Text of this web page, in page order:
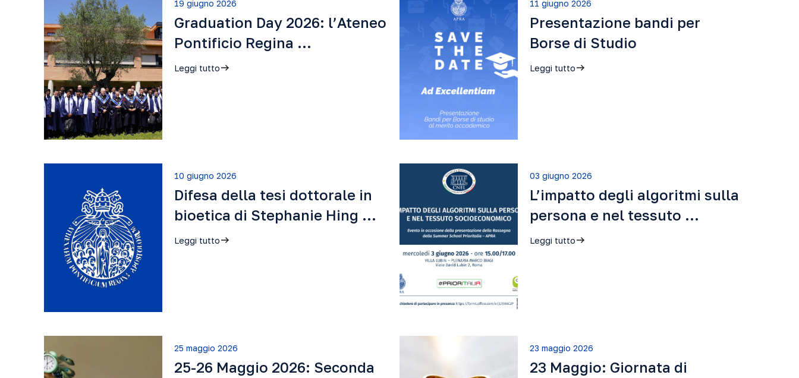
19 giugno 2026
Graduation Day 2026: l’Ateneo
Pontificio Regina …
Leggi tutto
11 giugno 2026
Presentazione bandi per
Borse di Studio
Leggi tutto
10 giugno 2026
Difesa della tesi dottorale in
bioetica di Stephanie Hing …
Leggi tutto
03 giugno 2026
L’impatto degli algoritmi sulla
persona e nel tessuto …
Leggi tutto
25 maggio 2026
25-26 Maggio 2026: Seconda
23 maggio 2026
23 Maggio: Giornata di